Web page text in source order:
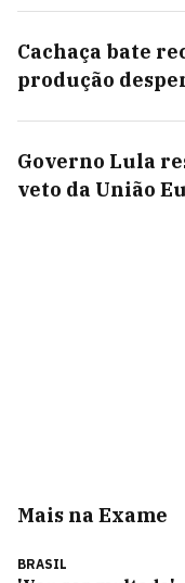
Cachaça bate
produção
Governo Lula
veto da União
Mais na Exame
BRASIL